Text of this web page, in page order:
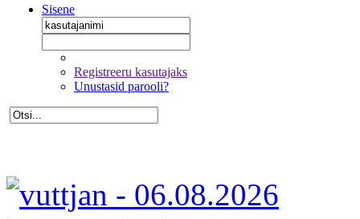
Sisene
Registreeru kasutajaks
Unustasid parooli?